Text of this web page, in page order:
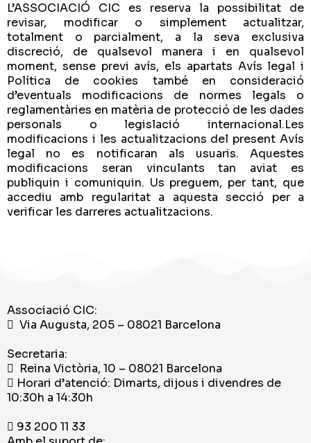
L’ASSOCIACIÓ CIC es reserva la possibilitat de
revisar, modificar o simplement actualitzar,
totalment o parcialment, a la seva exclusiva
discreció, de qualsevol manera i en qualsevol
moment, sense previ avís, els apartats Avís legal i
Política de cookies també en consideració
d’eventuals modificacions de normes legals o
reglamentàries en matèria de protecció de les dades
personals o legislació internacional.Les
modificacions i les actualitzacions del present Avís
legal no es notificaran als usuaris. Aquestes
modificacions seran vinculants tan aviat es
publiquin i comuniquin. Us preguem, per tant, que
accediu amb regularitat a aquesta secció per a
verificar les darreres actualitzacions.
Associació CIC:
Via Augusta, 205 – 08021 Barcelona
Secretaria:
Reina Victòria, 10 – 08021 Barcelona
Horari d’atenció: Dimarts, dijous i divendres de
10:30h a 14:30h
93 200 11 33